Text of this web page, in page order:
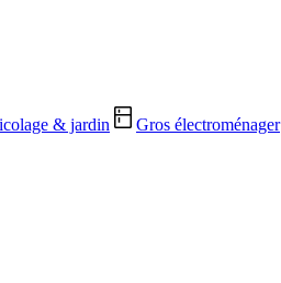
& jardin Gros électroménager